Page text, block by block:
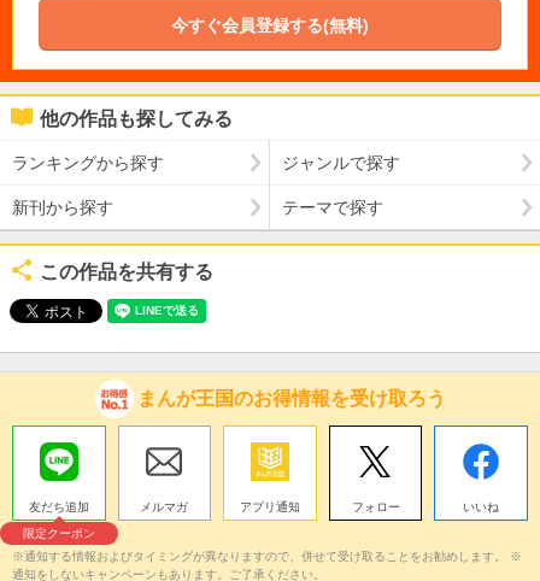
今すぐ会員登録する(無料)
他の作品も探してみる
ランキングから探す ジャンルで探す
新刊から探す テーマで探す
この作品を共有する
まんが王国のお得情報を受け取ろう
友だち追加
限定クーポン
メルマガ アプリ通知 フォロー いいね
※通知する情報およびタイミングが異なりますので、併せて受け取ることをお勧めします。 ※
通知をしないキャンペーンもあります。ご了承ください。